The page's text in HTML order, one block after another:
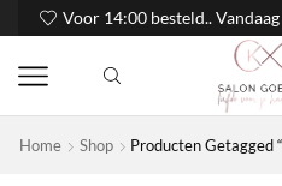
Voor 14:00 besteld..
Home Shop Producten Getagged